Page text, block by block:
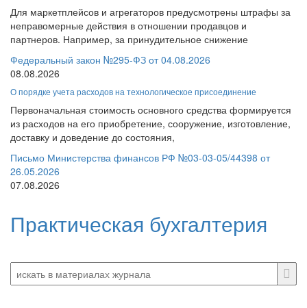
Для маркетплейсов и агрегаторов предусмотрены штрафы за
неправомерные действия в отношении продавцов и
партнеров. Например, за принудительное снижение
Федеральный закон №295-ФЗ от 04.08.2026
08.08.2026
О порядке учета расходов на технологическое присоединение
Первоначальная стоимость основного средства формируется
из расходов на его приобретение, сооружение, изготовление,
доставку и доведение до состояния,
Письмо Министерства финансов РФ №03-03-05/44398 от
26.05.2026
07.08.2026
Практическая бухгалтерия